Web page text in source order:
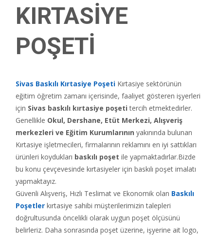
KIRTASİYE
POŞETİ
Sivas Baskılı Kırtasiye Poşeti Kırtasiye sektörünün
eğitim öğretim zamanı içerisinde, faaliyet gösteren işyerleri
için Sivas baskılı kırtasiye poşeti tercih etmektedirler.
Genellikle Okul, Dershane, Etüt Merkezi, Alışveriş
merkezleri ve Eğitim Kurumlarının yakınında bulunan
Kırtasiye işletmecileri, firmalarının reklamını en iyi sattıkları
ürünleri koydukları baskılı poşet ile yapmaktadırlar.Bizde
bu konu çevçevesinde kırtasiyeler için baskılı poşet imalatı
yapmaktayız.
Güvenli Alışveriş, Hızlı Teslimat ve Ekonomik olan Baskılı
Poşetler kırtasiye sahibi müşterilerimizin talepleri
doğrultusunda öncelikli olarak uygun poşet ölçüsünü
belirleriz. Daha sonrasında poşet üzerine, işyerine ait logo,